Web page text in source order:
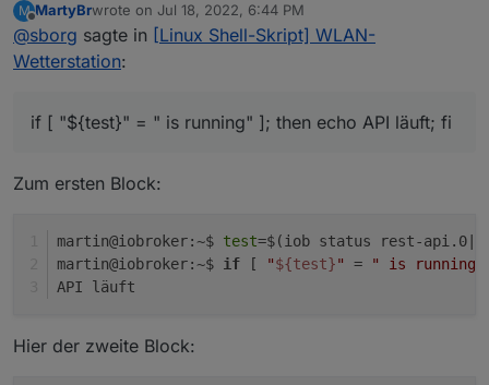
Ich habe zwar mal wieder ein Gleichheitszeichen
vergessen, müsste aber bei "Debian" als Distri egal sein
(zumindest läuft es bei mir und
Immerhin liefert auch der Multihost die selbe Ausgabe.
Versuche bitte mal die aktuelle (eigentlich falsche)
Version (2 Befehle nacheinander):
test=$(iob status rest-api.0|cut -d'"' -f3)
test=$(iob status rest-api.0|cut -d'"' -f3)
zu guter Letzt die neue und eleganteste mittels RegEx:
M
Offline
MartyBrwrote on Jul 18, 2022, 6:44 PM
last edited by
@sborg sagte in [Linux Shell-Skript] WLAN-
Wetterstation:
if [ "${test}" = " is running" ]; then echo API läuft; fi
Zum ersten Block:
martin@iobroker:~$ test=$(iob status rest-api.0|
martin@iobroker:~$ if [ "${test}" = " is running"
API läuft
Hier der zweite Block: